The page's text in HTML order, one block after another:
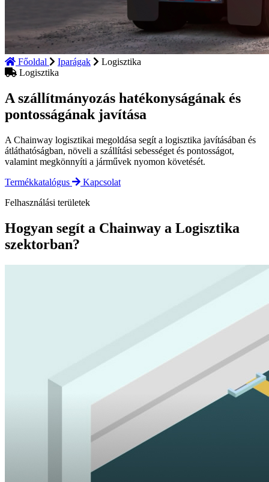
Főoldal Iparágak
Logisztika
Logisztika
A szállítmányozás hatékonyságának és
pontosságának javítása
A Chainway logisztikai megoldása segít a logisztika javításában és
átláthatóságban, növeli a szállítási sebességet és pontosságot,
valamint megkönnyíti a járművek nyomon követését.
Termékkatalógus
Kapcsolat
Felhasználási területek
Hogyan segít a Chainway a Logisztika
szektorban?